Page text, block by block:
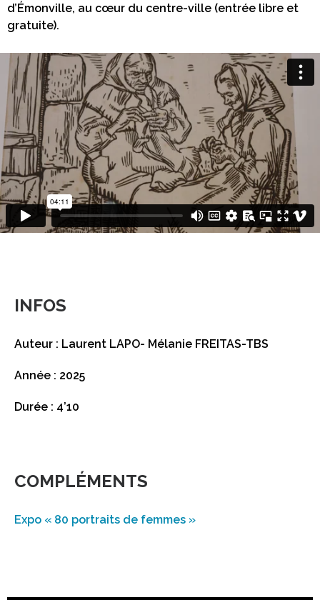
d’Émonville, au cœur du centre-ville (entrée libre et
gratuite).
INFOS
Auteur : Laurent LAPO- Mélanie FREITAS-TBS
Année : 2025
Durée : 4’10
COMPLÉMENTS
Expo « 80 portraits de femmes »​